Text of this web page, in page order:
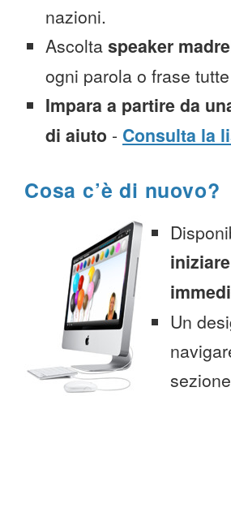
nazioni.
Ascolta speaker
ogni parola o frase
Impara a partire da
di aiuto - Consulta la
Cosa c’è di nuovo?
Un